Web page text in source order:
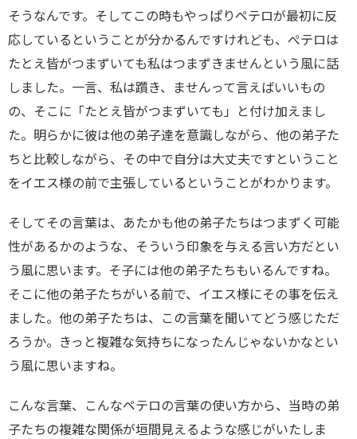
そうなんです。そしてこの時もやっぱりペテロが最初に反
応しているということが分かるんですけれども、ぺテロは
たとえ皆がつまずいても私はつまずきませんという風に話
しました。一言、私は躓き、ませんって言えばいいもの
の、そこに「たとえ皆がつまずいても」と付け加えまし
た。明らかに彼は他の弟子達を意識しながら、他の弟子た
ちと比較しながら、その中で自分は大丈夫ですということ
をイエス様の前で主張しているということがわかります。
そしてその言葉は、あたかも他の弟子たちはつまずく可能
性があるかのような、そういう印象を与える言い方だとい
う風に思います。そ子には他の弟子たちもいるんですね。
そこに他の弟子たちがいる前で、イエス様にその事を伝え
ました。他の弟子たちは、この言葉を聞いてどう感じただ
ろうか。きっと複雑な気持ちになったんじゃないかなとい
う風に思いますね。
こんな言葉、こんなペテロの言葉の使い方から、当時の弟
子たちの複雑な関係が垣間見えるような感じがいたしま